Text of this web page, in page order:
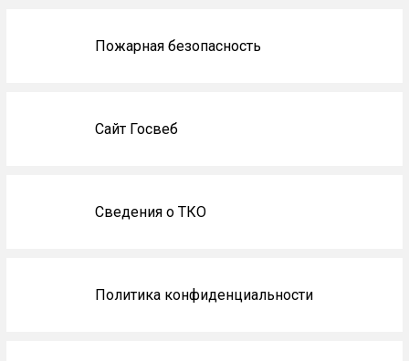
Пожарная безопасность
Сайт Госвеб
Сведения о ТКО
Политика конфиденциальности